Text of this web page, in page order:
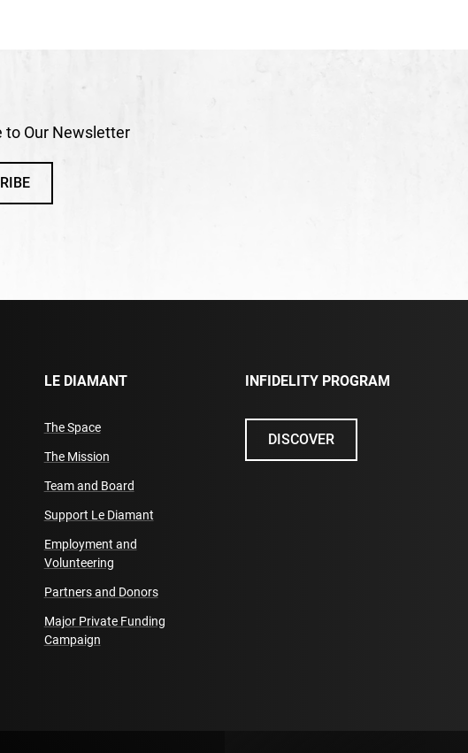
to Our Newsletter
LE DIAMANT
The Space
The Mission
Team and Board
Support Le Diamant
Employment and
Volunteering
Partners and Donors
Major Private Funding
Campaign
INFIDELITY PROGRAM
DISCOVER